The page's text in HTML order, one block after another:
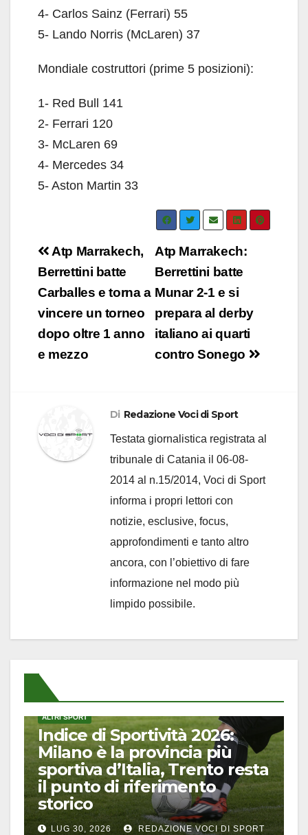
4- Carlos Sainz (Ferrari) 55
5- Lando Norris (McLaren) 37
Mondiale costruttori (prime 5 posizioni):
1- Red Bull 141
2- Ferrari 120
3- McLaren 69
4- Mercedes 34
5- Aston Martin 33
Navigazione
articoli
Atp Marrakech:
Berrettini batte
Munar 2-1 e si
prepara al derby
italiano ai quarti
contro Sonego
Atp Marrakech,
Berrettini batte
Carballes e torna a
vincere un torneo
dopo oltre 1 anno
e mezzo
Di Redazione Voci di Sport
Testata giornalistica registrata al
tribunale di Catania il 06-08-
2014 al n.15/2014, Voci di Sport
informa i propri lettori con
notizie, esclusive, focus,
approfondimenti e tanto altro
ancora, con l’obiettivo di fare
informazione nel modo più
limpido possibile.
ALTRI SPORT
Indice di Sportività 2026:
Milano è la provincia più
sportiva d’Italia, Trento resta
il punto di riferimento
storico
LUG 30, 2026 REDAZIONE VOCI DI SPORT